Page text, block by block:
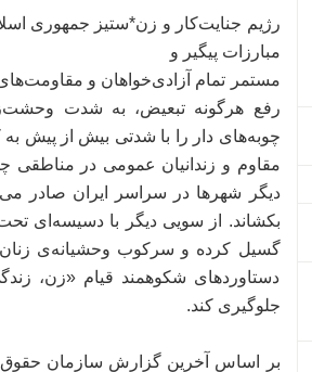
رژیم جنایت‌کار و زن‌*ستیز جمهوری
مبارزات پیگیر و
مستمر تمام آزادی‌خواهان و
رفع هرگونه تبعیض، به شدت
چوبه‌های دار را با شدتی بیش از پیش به
مقاوم و زندانیان عمومی در مناطقی
دیگر شهرها در سراسر ایران صادر
بکشاند. از سویی دیگر با دسیسه‌ای
گسیل کرده و سرکوب وحشیانه‌ی
دستاوردهای شکوهمند قیام «زن،
جلوگیری کند.